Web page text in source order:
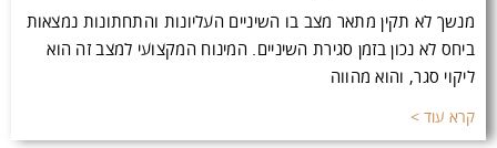
מנשך לא תקין מתאר מצב בו השיניים העליונות והתחתונות נמצאות
ביחס לא נכון בזמן סגירת השיניים. המינוח המקצועי למצב זה הוא
ליקוי סגר, והוא מהווה
קרא עוד >